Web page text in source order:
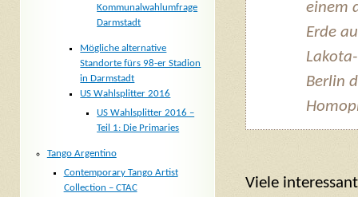
einem
Erde
Berlin
Viele
Kommunalwahlumfrage
Darmstadt
Mögliche alternative
Standorte fürs 98-er Stadion
in Darmstadt
US Wahlsplitter 2016
US Wahlsplitter 2016 –
Teil 1: Die Primaries
Tango Argentino
Contemporary Tango Artist
Collection – CTAC